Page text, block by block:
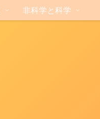
非科学と科学